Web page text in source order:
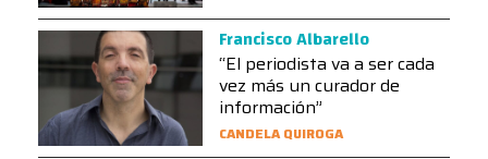
Francisco Albarello
“El periodista va a ser cada
vez más un curador de
información”
CANDELA QUIROGA